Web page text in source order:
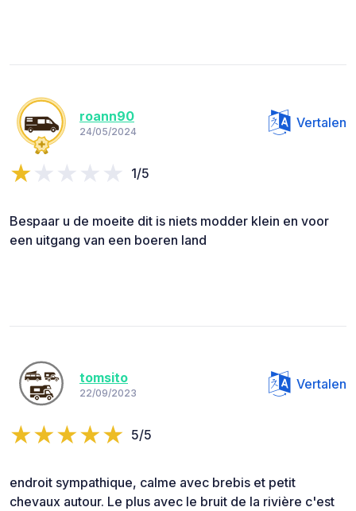
roann90
24/05/2024
Vertalen
1/5
Bespaar u de moeite dit is niets modder klein en voor
een uitgang van een boeren land
tomsito
22/09/2023
Vertalen
5/5
endroit sympathique, calme avec brebis et petit
chevaux autour. Le plus avec le bruit de la rivière c'est